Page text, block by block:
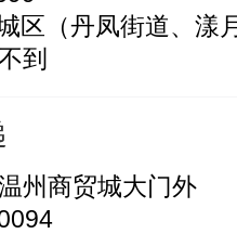
区（丹凤街道、漾
到
州商贸城大门外